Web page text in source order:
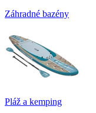
Záhradné bazény
Pláž a kemping